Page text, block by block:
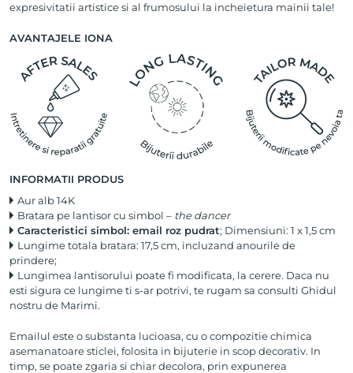
expresivitatii artistice si al frumosului la incheietura mainii tale!
AVANTAJELE IONA
INFORMATII PRODUS
Aur alb 14K
Bratara pe lantisor cu simbol – the dancer
Caracteristici simbol: email roz pudrat; Dimensiuni: 1 x 1,5 cm
Lungime totala bratara: 17,5 cm, incluzand anourile de
prindere;
Lungimea lantisorului poate fi modificata, la cerere. Daca nu
esti sigura ce lungime ti s-ar potrivi, te rugam sa consulti Ghidul
nostru de Marimi.
Emailul este o substanta lucioasa, cu o compozitie chimica
asemanatoare sticlei, folosita in bijuterie in scop decorativ. In
timp, se poate zgaria si chiar decolora, prin expunerea